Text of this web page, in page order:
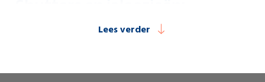
perfectie tot in het kleinste
De verrassende schoonheid van JASNO shutters en
Lees verder